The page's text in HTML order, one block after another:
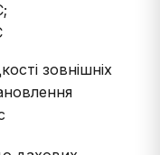
зовнішніх